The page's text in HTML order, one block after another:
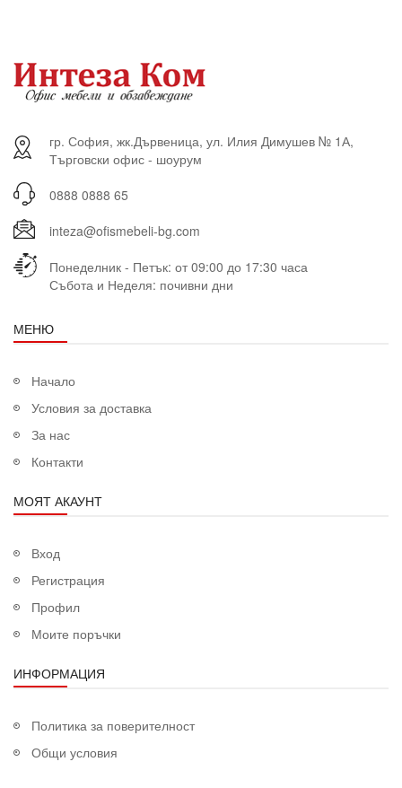
гр. София, жк.Дървеница, ул. Илия Димушев № 1А,
Търговски офис - шоурум
0888 0888 65
inteza@ofismebeli-bg.com
Понеделник - Петък: от 09:00 до 17:30 часа
Събота и Неделя: почивни дни
МЕНЮ
Начало
Условия за доставка
За нас
Контакти
МОЯТ АКАУНТ
Вход
Регистрация
Профил
Моите поръчки
ИНФОРМАЦИЯ
Политика за поверителност
Общи условия